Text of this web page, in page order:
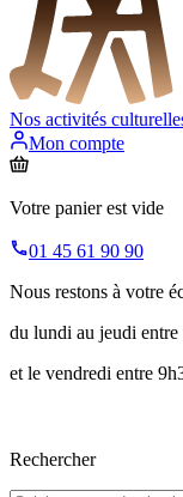
Nos activités
Mon compte
Votre panier est vide
01 45 61 90 90
Nous restons à votre
du lundi au jeudi
et le vendredi entre
Rechercher